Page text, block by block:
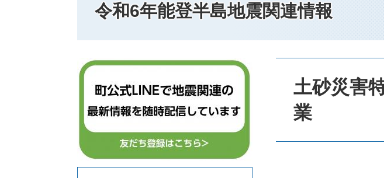
令和6年能登半島地震関連情報
土砂災害
業